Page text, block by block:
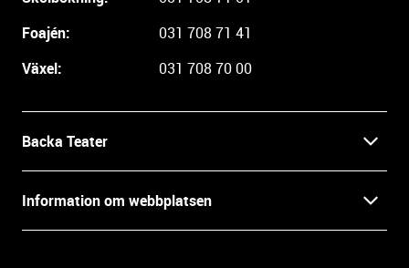
Foajén:
031 708 71 41
Växel:
031 708 70 00
Backa Teater
Press
Information om webbplatsen